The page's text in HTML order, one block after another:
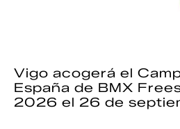
Vigo acogerá el
España de BMX
2026 el 26 de